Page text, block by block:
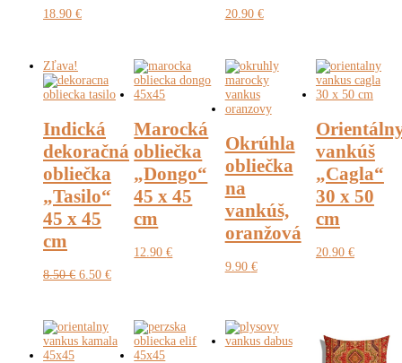
18.90 € 20.90 €
Zľava!
Indická
dekoračná
obliečka
„Tasilo“
45 x 45
cm
8.50€ Pôvodná
6.50 €Aktuálna
6.50 €.
Marocká
obliečka
„Dongo“
45 x 45
cm
12.90€
Okrúhla
obliečka
na
vankúš,
oranžová
9.90 €
vankúš
„Cagla“
30 x 50
cm
20.90 €